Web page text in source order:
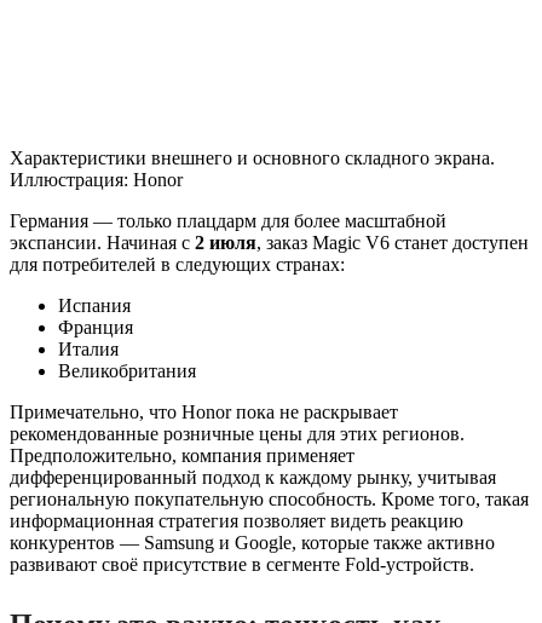
Характеристики внешнего и основного складного экрана.
Иллюстрация: Honor
Германия — только плацдарм для более масштабной
экспансии. Начиная с 2 июля, заказ Magic V6 станет доступен
для потребителей в следующих странах:
Испания
Франция
Италия
Великобритания
Примечательно, что Honor пока не раскрывает
рекомендованные розничные цены для этих регионов.
Предположительно, компания применяет
дифференцированный подход к каждому рынку, учитывая
региональную покупательную способность. Кроме того, такая
информационная стратегия позволяет видеть реакцию
конкурентов — Samsung и Google, которые также активно
развивают своё присутствие в сегменте Fold-устройств.